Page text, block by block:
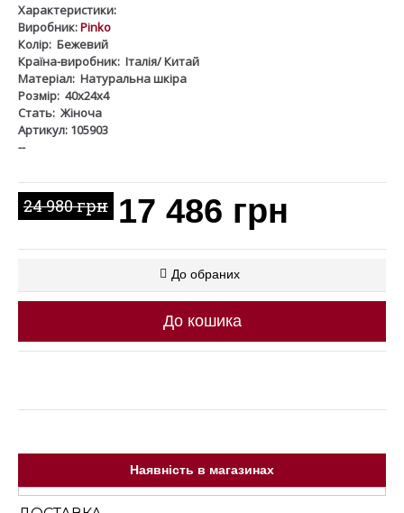
Характеристики:
Виробник:Pinko
Колір: Бежевий
Країна-виробник: Італія/ Китай
Матеріал: Натуральна шкіра
Розмір: 40х24х4
Стать: Жіноча
Артикул: 105903
--
24 980 грн 17 486 грн
До обраних
До кошика
Наявність в магазинах